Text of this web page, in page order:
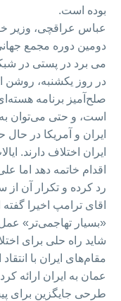
بوده است.
عباس عراقچی، وزیر
دومین دوره مجمع
می برد در پستی در
در روز یکشنبه، روشن
صلح‌آمیز برنامه
است، و حتی می‌توان
ایران و آمریکا در
ایران اختلاف دارند.
اقدام خاتمه دهد اما
رد کرده و تکرار آن از
اقای ترامپ اخیرا
«بسیار تهاجمی‌تر» عمل
شاید راه حلی برای
مقام‌های ایران با
عمان به ایران ارائه
طرحی جایگزین برای